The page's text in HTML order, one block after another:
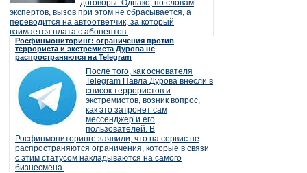
договоры. Однако, по словам
экспертов, вызов при этом не сбрасывается, а
переводится на автоответчик, за который
взимается плата с абонентов.
Росфинмониторинг: ограничения против
террориста и экстремиста Дурова не
распространяются на Telegram
После того, как основателя
Telegram Павла Дурова внесли в
список террористов и
экстремистов, возник вопрос,
как это затронет сам
мессенджер и его
пользователей. В
Росфинмониторинге заявили, что на сервис не
распространяются ограничения, которые в связи
с этим статусом накладываются на самого
бизнесмена.